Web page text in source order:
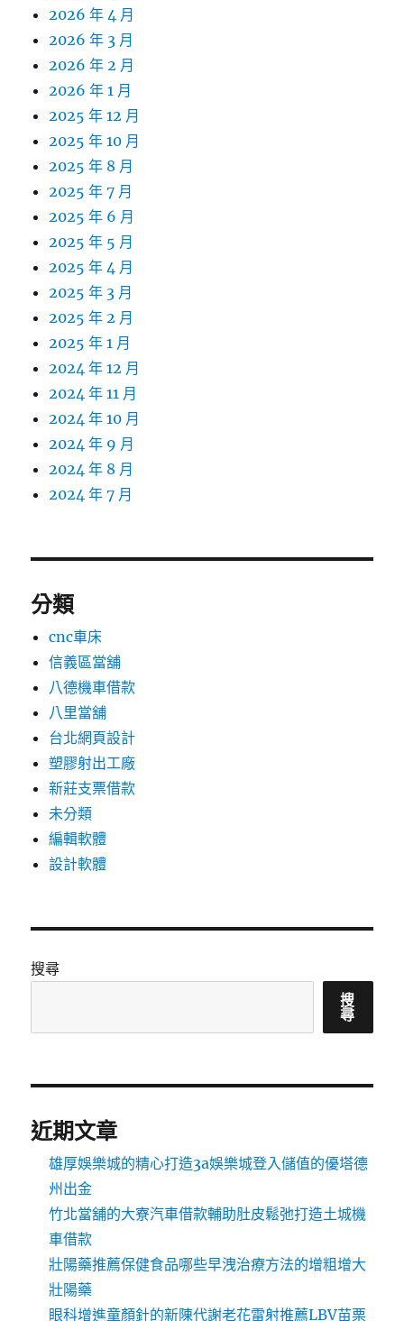
2026 年 4 月
2026 年 3 月
2026 年 2 月
2026 年 1 月
2025 年 12 月
2025 年 10 月
2025 年 8 月
2025 年 7 月
2025 年 6 月
2025 年 5 月
2025 年 4 月
2025 年 3 月
2025 年 2 月
2025 年 1 月
2024 年 12 月
2024 年 11 月
2024 年 10 月
2024 年 9 月
2024 年 8 月
2024 年 7 月
分類
cnc車床
信義區當舖
八德機車借款
八里當舖
台北網頁設計
塑膠射出工廠
新莊支票借款
未分類
編輯軟體
設計軟體
搜尋
搜
尋
近期文章
雄厚娛樂城的精心打造3a娛樂城登入儲值的優塔德
州出金
竹北當舖的大寮汽車借款輔助肚皮鬆弛打造土城機
車借款
壯陽藥推薦保健食品哪些早洩治療方法的增粗增大
壯陽藥
眼科增進童顏針的新陳代謝老花雷射推薦LBV苗栗